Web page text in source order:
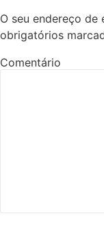
O seu endereço de
obrigatórios
Comentário